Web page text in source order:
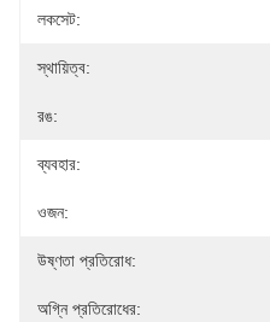
লকসেট:
স্থায়িত্ব:
রঙ:
ব্যবহার:
ওজন:
উষ্ণতা প্রতিরোধ:
অগ্নি প্রতিরোধের: